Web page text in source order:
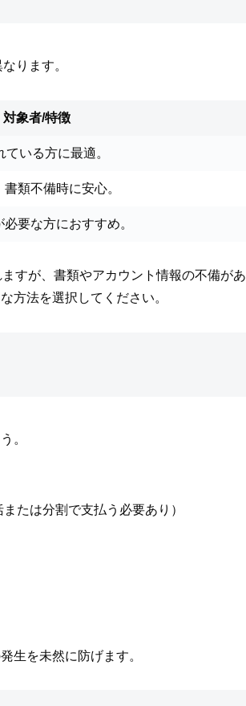
ります。
対象者/特徴
いる方に最適。
類不備時に安心。
要な方におすすめ。
すが、書類やアカウント情報の不備があ
方法を選択してください。
。
たは分割で支払う必要あり）
生を未然に防げます。